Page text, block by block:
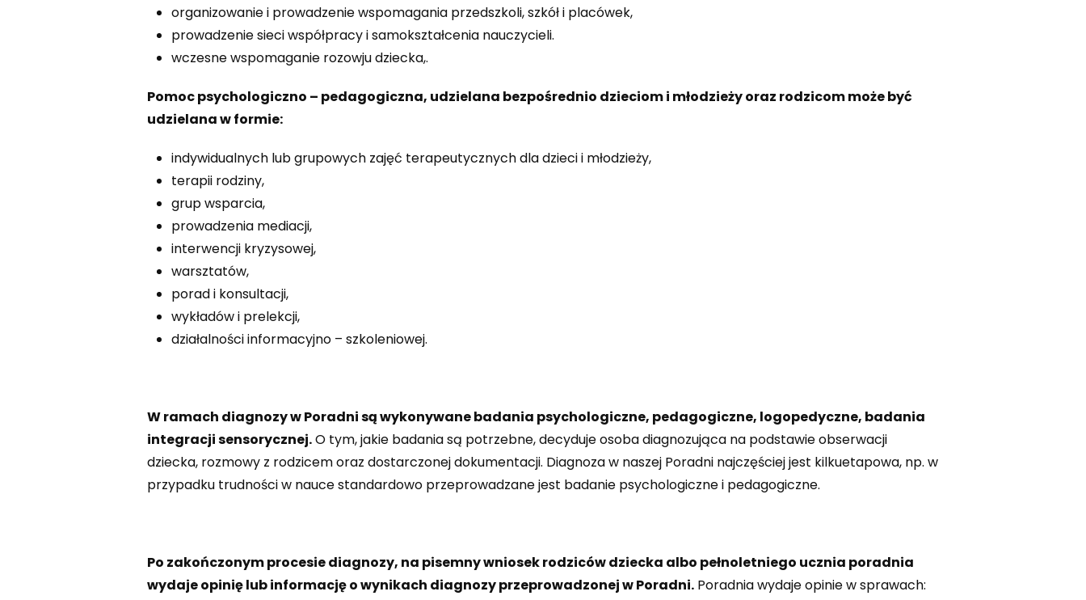
organizowanie i prowadzenie wspomagania przedszkoli, szkół i placówek,
prowadzenie sieci współpracy i samokształcenia nauczycieli.
wczesne wspomaganie rozowju dziecka,.
Pomoc psychologiczno – pedagogiczna, udzielana bezpośrednio dzieciom i młodzieży oraz rodzicom może być
udzielana w formie:
indywidualnych lub grupowych zajęć terapeutycznych dla dzieci i młodzieży,
terapii rodziny,
grup wsparcia,
prowadzenia mediacji,
interwencji kryzysowej,
warsztatów,
porad i konsultacji,
wykładów i prelekcji,
działalności informacyjno – szkoleniowej.
W ramach diagnozy w Poradni są wykonywane badania psychologiczne, pedagogiczne, logopedyczne, badania
integracji sensorycznej.O tym, jakie badania są potrzebne, decyduje osoba diagnozująca na podstawie obserwacji
dziecka, rozmowy z rodzicem oraz dostarczonej dokumentacji. Diagnoza w naszej Poradni najczęściej jest kilkuetapowa, np. w
przypadku trudności w nauce standardowo przeprowadzane jest badanie psychologiczne i pedagogiczne.
Po zakończonym procesie diagnozy, na pisemny wniosek rodziców dziecka albo pełnoletniego ucznia poradnia
wydaje opinię lub informację o wynikach diagnozy przeprowadzonej w Poradni. Poradnia wydaje opinie w sprawach: